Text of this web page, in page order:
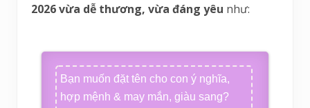
2026 vừa dễ thương, vừa đáng yêu như:
Bạn muốn đặt tên cho con ý nghĩa,
hợp mệnh & may mắn, giàu sang?